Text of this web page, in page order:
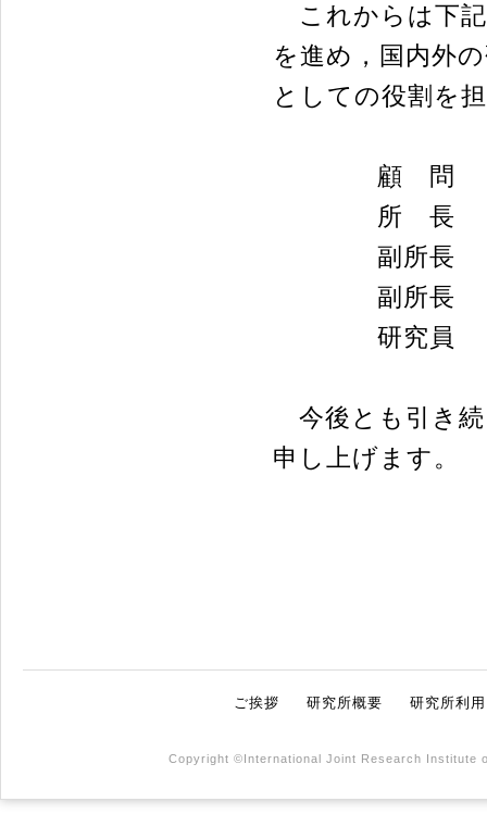
これからは下記
を進め，国内外
としての役割を
顧 問 保母
所 長 一戸俊
副所長 関 耕
副所長 松本
研究員 田
今後とも引き続
申し上げます。
ご挨拶 研究所概要 研究所利
Copyright ©International Joint Research Institute